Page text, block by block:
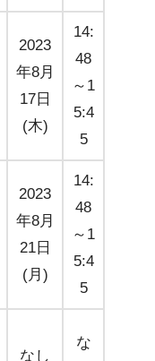
2023
年8月
17日
(木)
14:
48
～1
5:4
5
2023
年8月
21日
(月)
14:
48
～1
5:4
5
なし
な